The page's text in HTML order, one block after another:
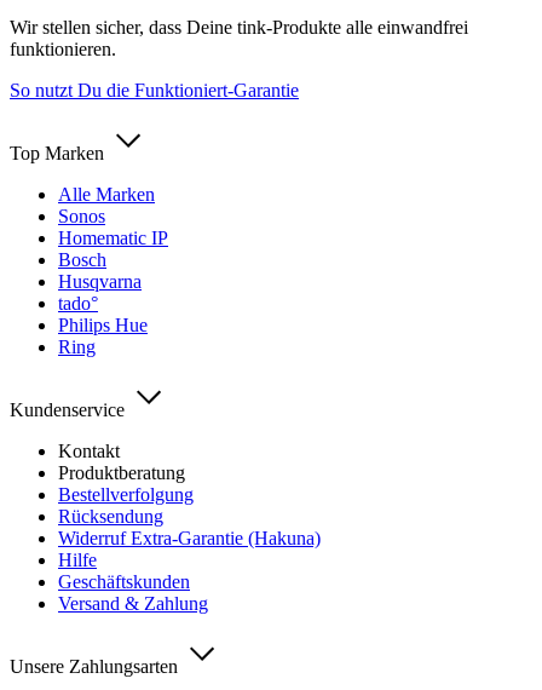
Wir stellen sicher, dass Deine tink-Produkte alle einwandfrei
funktionieren.
So nutzt Du die Funktioniert-Garantie
Top Marken
Alle Marken
Sonos
Homematic IP
Bosch
Husqvarna
tado°
Philips Hue
Ring
Kundenservice
Kontakt
Produktberatung
Bestellverfolgung
Rücksendung
Widerruf Extra-Garantie (Hakuna)
Hilfe
Geschäftskunden
Versand & Zahlung
Unsere Zahlungsarten